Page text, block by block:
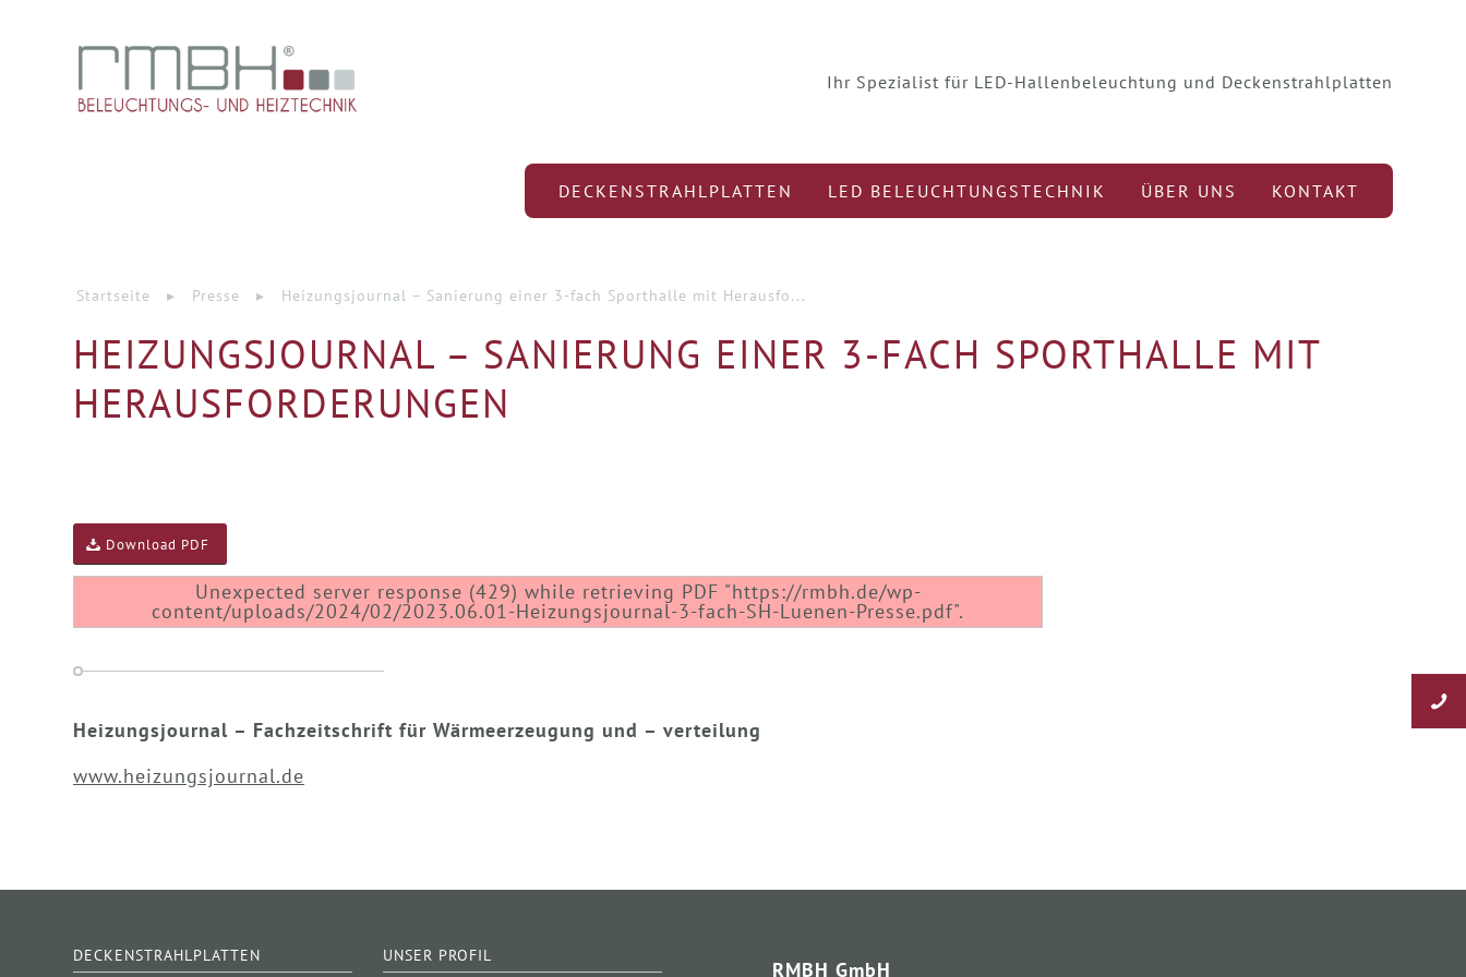
Ihr Spezialist für LED-Hallenbeleuchtung und Deckenstrahlplatten
DECKENSTRAHLPLATTEN LED BELEUCHTUNGSTECHNIK ÜBER UNS KONTAKT
HEIZUNGSJOURNAL – SANIERUNG EINER 3-FACH SPORTHALLE MIT
HERAUSFORDERUNGEN
Startseite ▸ Presse ▸ Heizungsjournal – Sanierung einer 3-fach Sporthalle mit Herausfo...
Download PDF
Unexpected server response (429) while retrieving PDF "https://rmbh.de/wp-
content/uploads/2024/02/2023.06.01-Heizungsjournal-3-fach-SH-Luenen-Presse.pdf".
Heizungsjournal – Fachzeitschrift für Wärmeerzeugung und – verteilung
www.heizungsjournal.de
DECKENSTRAHLPLATTEN UNSER PROFIL
RMBH GmbH